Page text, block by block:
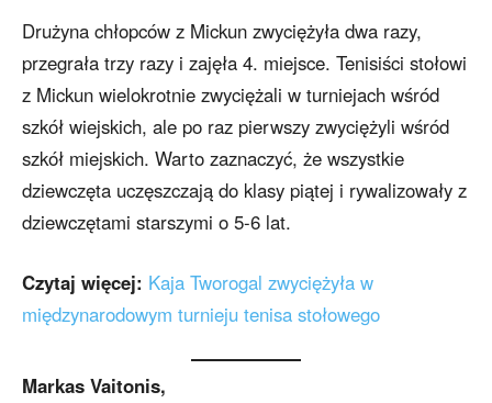
Drużyna chłopców z Mickun zwyciężyła dwa razy,
przegrała trzy razy i zajęła 4. miejsce. Tenisiści stołowi
z Mickun wielokrotnie zwyciężali w turniejach wśród
szkół wiejskich, ale po raz pierwszy zwyciężyli wśród
szkół miejskich. Warto zaznaczyć, że wszystkie
dziewczęta uczęszczają do klasy piątej i rywalizowały z
dziewczętami starszymi o 5-6 lat.
Czytaj więcej: Kaja Tworogal zwyciężyła w
międzynarodowym turnieju tenisa stołowego
Markas Vaitonis,